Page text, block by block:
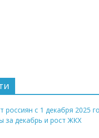
россиян с 1 декабря 2025
за декабрь и рост ЖКХ